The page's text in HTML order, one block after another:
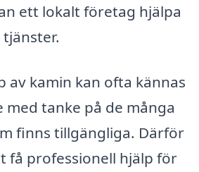
ett lokalt företag hjälpa
av kamin kan ofta kännas
tanke på de många
finns tillgängliga. Därför
få professionell hjälp för